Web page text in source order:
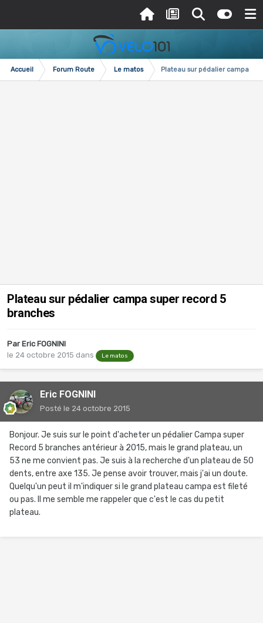
Accueil Forum Route Le matos Plateau sur pédalier campa
Plateau sur pédalier campa super record 5
branches
Par Eric FOGNINI
le 24 octobre 2015 dans Le matos
Eric FOGNINI
Posté le 24 octobre 2015
Bonjour. Je suis sur le point d'acheter un pédalier Campa super
Record 5 branches antérieur à 2015, mais le grand plateau, un
53 ne me convient pas. Je suis à la recherche d'un plateau de 50
dents, entre axe 135. Je pense avoir trouver, mais j'ai un doute.
Quelqu'un peut il m'indiquer si le grand plateau campa est fileté
ou pas. Il me semble me rappeler que c'est le cas du petit
plateau.